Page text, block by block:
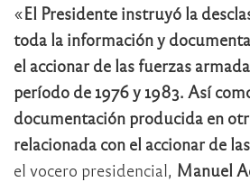
«El Presidente instruyó la
toda la información y
el accionar de las fuerzas
período de 1976 y 1983. Así
documentación producida en
relacionada con el accionar de
el vocero presidencial, Manuel